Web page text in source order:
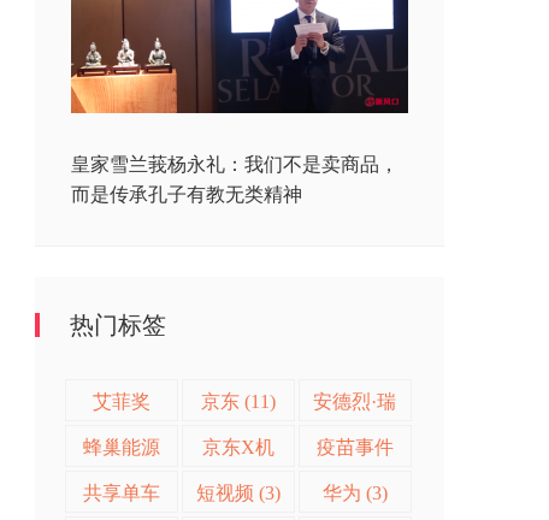
皇家雪兰莪杨永礼：我们不是卖商品，
而是传承孔子有教无类精神
热门标签
艾菲奖
(28)
京东 (11) 安德烈·瑞
欧 (11)
蜂巢能源
(9)
京东X机
器人挑战
疫苗事件
(4)
共享单车 短视频 (3) 华为 (3)